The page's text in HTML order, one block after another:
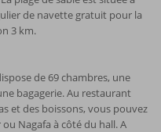
de navette gratuit pour la
3 km.
de 69 chambres, une
bagagerie. Au restaurant
et des boissons, vous pouvez
Nagafa à côté du hall. A